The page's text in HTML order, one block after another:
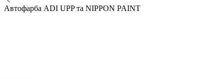
Автофарба ADI UPP та NIPPON PAINT